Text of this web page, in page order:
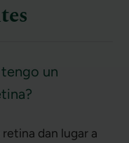
un
dan lugar a